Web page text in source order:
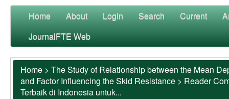
Home About Login Search Current
JournalFTE Web
Home > The Study of Relationship between the Mean
and Factor Influencing the Skid Resistance > Reader
Terbaik di Indonesia untuk...